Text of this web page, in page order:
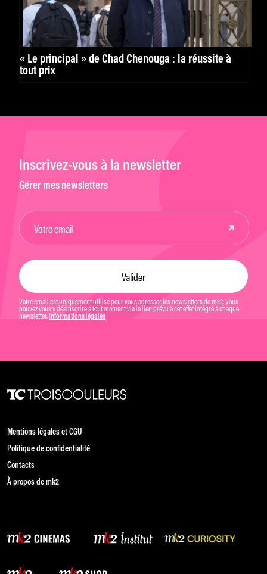
« Le principal » de Chad Chenouga : la réussite à
tout prix
Inscrivez-vous à la newsletter
Gérer mes newsletters
Votre email est uniquement utilisé pour vous adresser les newsletters de mk2. Vous
pouvez vous y désinscrire à tout moment via le lien prévu à cet effet intégré à chaque
newsletter. Informations légales
Mentions légales et CGU
Politique de confidentialité
Contacts
À propos de mk2